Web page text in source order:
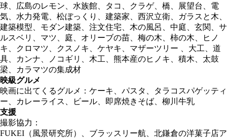
球、広島のレモン、水族館、タコ、クラゲ、橋、展望台、電
気、水力発電、松ぼっくり、建築家、西沢立衛、ガラスと木、
建築模型、モダン建築、注文住宅、木の風呂、中庭、玄関、サ
ルスベリ、マツ、庭、オリーブの苗、梅の木、柿の木、ヒノ
キ、クロマツ、クスノキ、ケヤキ、マザーツリー 、大工、道
具、カンナ、ノコギリ、木工、熊本産のヒノキ、積木、太鼓
梁、カラマツの集成材
映級グルメ
映画に出てくるグルメ：ケーキ、パスタ、タラコスパゲッティ
ー、カレーライス、ビール、即席焼きそば、柳川牛乳
支援
撮影協力：
FUKEI（風景研究所）、ブラッスリー航、北鎌倉の洋菓子店ア